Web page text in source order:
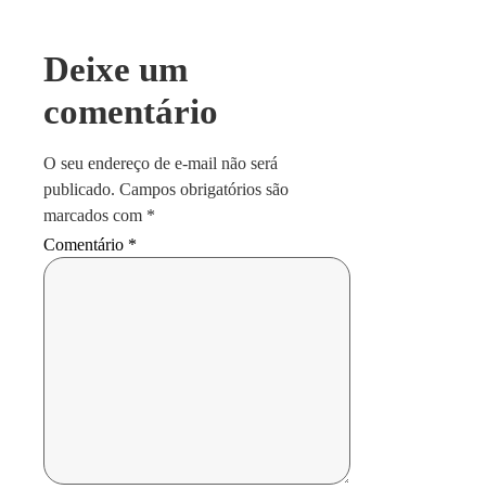
Deixe um
comentário
O seu endereço de e-mail não será
publicado. Campos obrigatórios são
marcados com *
Comentário *